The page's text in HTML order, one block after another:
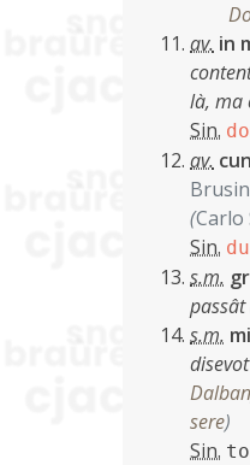
av. in
là, ma
Sin.
av.
(Carlo
Sin.
s.m.
passât
s.m.
Dalban
sere)
Sin.